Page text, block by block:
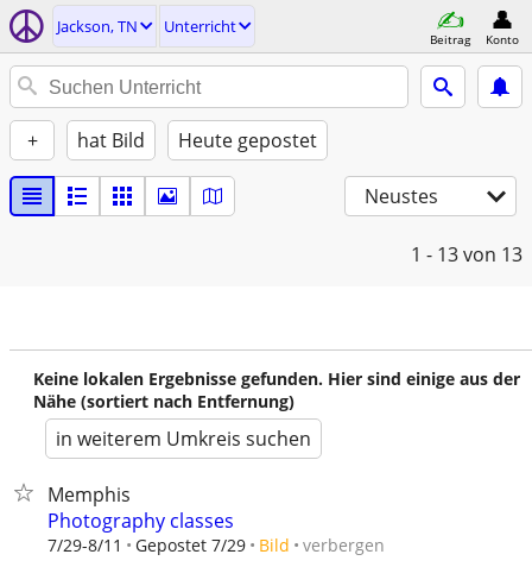
Jackson, TN Unterricht
Beitrag Konto
+ hat Bild Heute gepostet
Neustes
1 - 13von 13
Keine lokalen Ergebnisse gefunden. Hier sind einige aus der
Nähe (sortiert nach Entfernung)
in weiterem Umkreis suchen
Memphis
Photography classes
7/29-8/11 Gepostet 7/29 Bild verbergen